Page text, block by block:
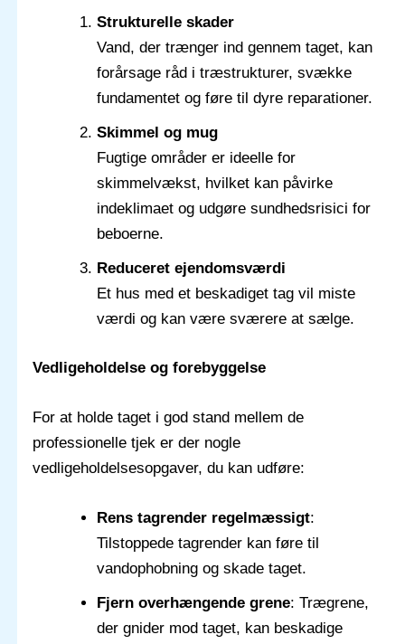
Strukturelle skader
Vand, der trænger ind gennem taget, kan
forårsage råd i træstrukturer, svække
fundamentet og føre til dyre reparationer.
Skimmel og mug
Fugtige områder er ideelle for
skimmelvækst, hvilket kan påvirke
indeklimaet og udgøre sundhedsrisici for
beboerne.
Reduceret ejendomsværdi
Et hus med et beskadiget tag vil miste
værdi og kan være sværere at sælge.
Vedligeholdelse og forebyggelse
For at holde taget i god stand mellem de
professionelle tjek er der nogle
vedligeholdelsesopgaver, du kan udføre:
Rens tagrender regelmæssigt:
Tilstoppede tagrender kan føre til
vandophobning og skade taget.
Fjern overhængende grene: Trægrene,
der gnider mod taget, kan beskadige